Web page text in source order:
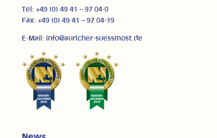
Tel: +49 (0) 49 41 – 97 04-0
Fax: +49 (0) 49 41 – 97 04-19
E-Mail: info@auricher-suessmost.de